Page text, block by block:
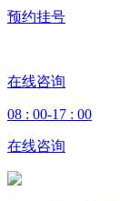
预约挂号
在线咨询
08 : 00-17 : 00
在线咨询